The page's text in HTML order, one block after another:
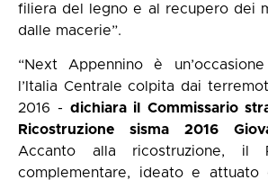
filiera del legno e al recupero dei
dalle macerie”.
“Next Appennino è
l’Italia Centrale colpita dai
2016 -dichiara il Commissario
Ricostruzione sisma 2016
Accanto alla ricostruzione, il
complementare, ideato e